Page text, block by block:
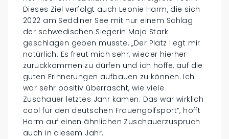
Dieses Ziel verfolgt auch Leonie Harm, die sich
2022 am Seddiner See mit nur einem Schlag
der schwedischen Siegerin Maja Stark
geschlagen geben musste. „Der Platz liegt mir
natürlich. Es freut mich sehr, wieder hierher
zurückkommen zu dürfen und ich hoffe, auf die
guten Erinnerungen aufbauen zu können. Ich
war sehr positiv überrascht, wie viele
Zuschauer letztes Jahr kamen. Das war wirklich
cool für den deutschen Frauengolfsport“, hofft
Harm auf einen ähnlichen Zuschauerzuspruch
auch in diesem Jahr.